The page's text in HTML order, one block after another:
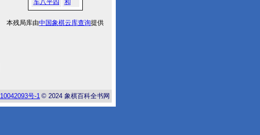
车八平四
和
本残局库由中国象棋云库查询提供
10042093号-1 © 2024 象棋百科全书网